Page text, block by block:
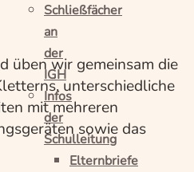
Schließfächer
an
der
IGH
Infos
der
Schulleitung
Elternbriefe
üben wir gemeinsam die
unterschiedliche
mit mehreren
sowie das